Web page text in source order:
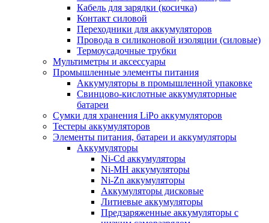
Кабель для зарядки (косичка)
Контакт силовой
Переходники для аккумуляторов
Провода в силиконовой изоляции (силовые)
Термоусадочные трубки
Мультиметры и аксессуары
Промышленные элементы питания
Аккумуляторы в промышленной упаковке
Свинцово-кислотные аккумуляторные
батареи
Сумки для хранения LiPo аккумуляторов
Тестеры аккумуляторов
Элементы питания, батареи и аккумуляторы
Аккумуляторы
Ni-Cd аккумуляторы
Ni-MH аккумуляторы
Ni-Zn аккумуляторы
Аккумуляторы дисковые
Литиевые аккумуляторы
Предзаряженные аккумуляторы с